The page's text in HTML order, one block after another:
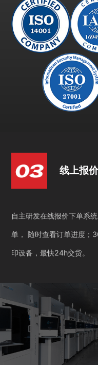
线上报
自主研发在线报价下单系
单， 随时查看订单进度；
印设备，最快24h交货。